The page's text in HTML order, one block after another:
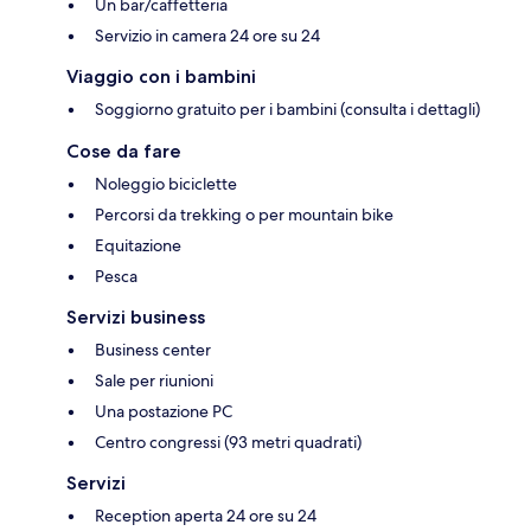
Un bar/caffetteria
Servizio in camera 24 ore su 24
Viaggio con i bambini
Soggiorno gratuito per i bambini (consulta i dettagli)
Cose da fare
Noleggio biciclette
Percorsi da trekking o per mountain bike
Equitazione
Pesca
Servizi business
Business center
Sale per riunioni
Una postazione PC
Centro congressi (93 metri quadrati)
Servizi
Reception aperta 24 ore su 24